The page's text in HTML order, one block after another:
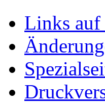
Links auf